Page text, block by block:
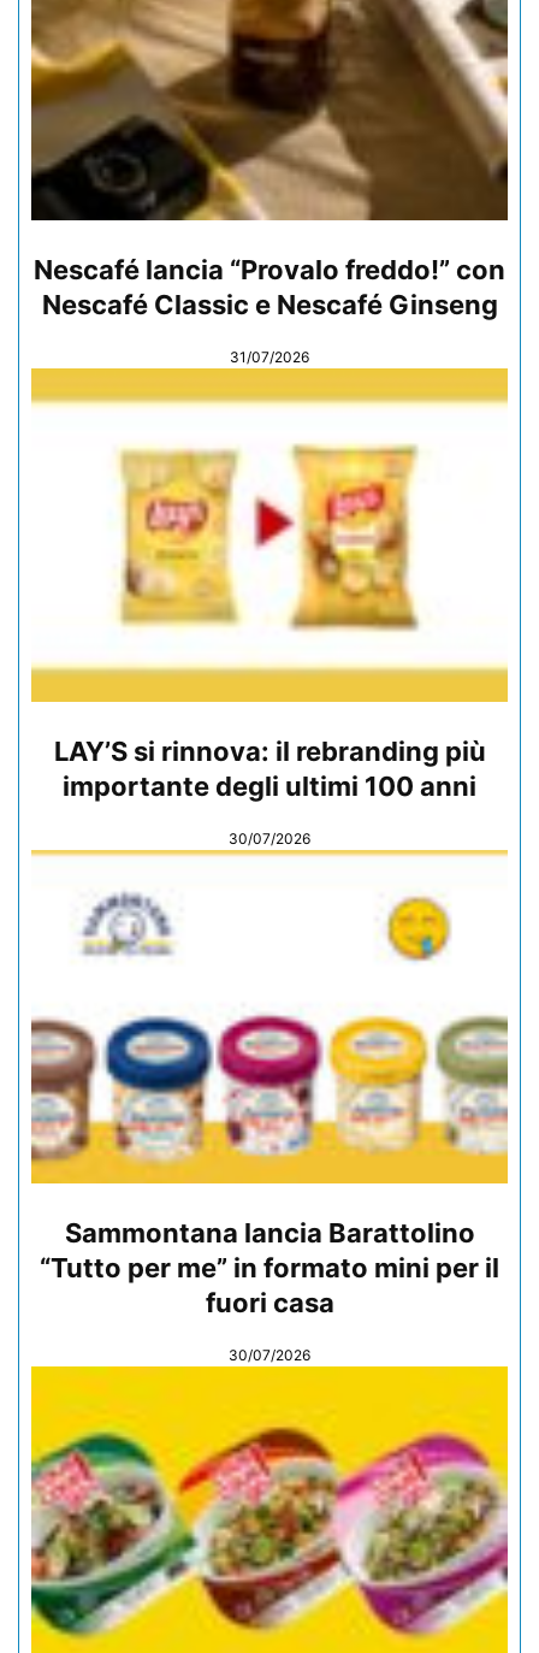
Nescafé lancia “Provalo freddo!” con
Nescafé Classic e Nescafé Ginseng
31/07/2026
LAY’S si rinnova: il rebranding più
importante degli ultimi 100 anni
30/07/2026
Sammontana lancia Barattolino
“Tutto per me” in formato mini per il
fuori casa
30/07/2026